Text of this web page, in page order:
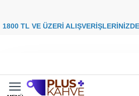
00 TL VE ÜZERİ ALIŞVERİŞLERİNİZDE